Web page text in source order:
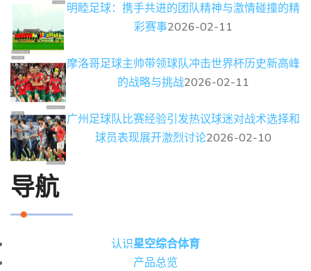
明睦足球：携手共进的团队精神与激情碰撞的精
彩赛事2026-02-11
摩洛哥足球主帅带领球队冲击世界杯历史新高峰
的战略与挑战2026-02-11
广州足球队比赛经验引发热议球迷对战术选择和
球员表现展开激烈讨论2026-02-10
导航
认识星空综合体育
产品总览